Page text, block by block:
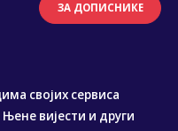
ЗА ДОПИСНИКЕ
својих сервиса
вијести и други